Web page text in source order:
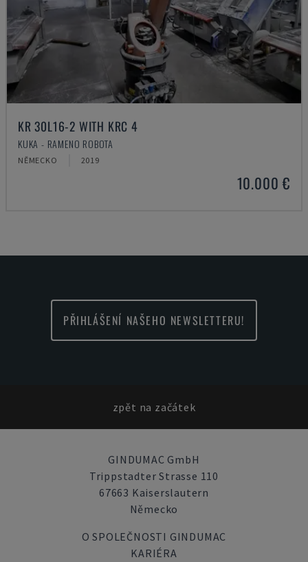
KR 30L16-2 WITH KRC 4
KUKA - RAMENO ROBOTA
NĚMECKO 2019
10.000 €
PŘIHLÁŠENÍ NAŠEHO NEWSLETTERU!
zpět na začátek
GINDUMAC GmbH
Trippstadter Strasse 110
67663 Kaiserslautern
Německo
O SPOLEČNOSTI GINDUMAC
KARIÉRA